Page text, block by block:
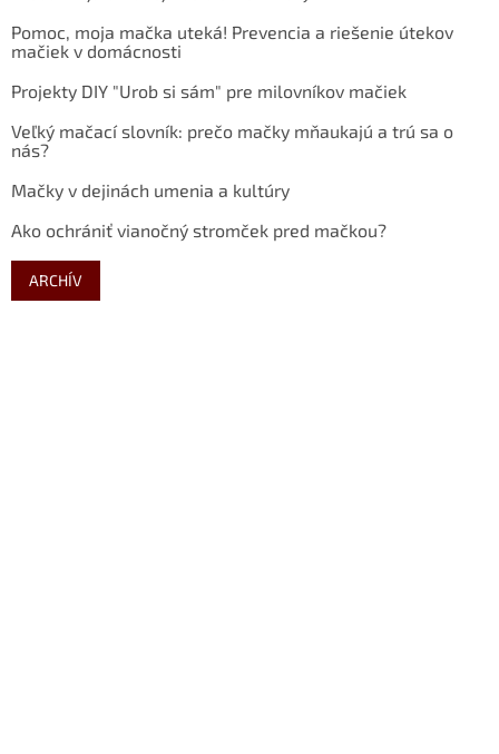
Pomoc, moja mačka uteká! Prevencia a riešenie útekov
mačiek v domácnosti
Projekty DIY "Urob si sám" pre milovníkov mačiek
Veľký mačací slovník: prečo mačky mňaukajú a trú sa o
nás?
Mačky v dejinách umenia a kultúry
Ako ochrániť vianočný stromček pred mačkou?
ARCHÍV